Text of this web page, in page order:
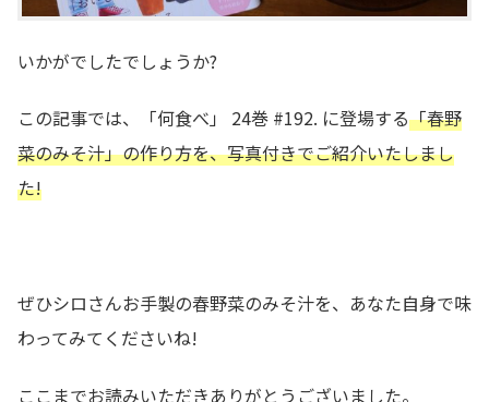
いかがでしたでしょうか?
この記事では、「何食べ」 24巻 #192. に登場する「春野
菜のみそ汁」の作り方を、写真付きでご紹介いたしまし
た!
ぜひシロさんお手製の春野菜のみそ汁を、あなた自身で味
わってみてくださいね!
ここまでお読みいただきありがとうございました。